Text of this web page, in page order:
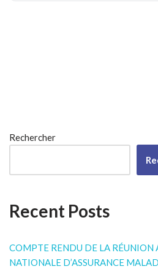
Rechercher
Recent Posts
COMPTE RENDU DE LA RÉUNION
NATIONALE D’ASSURANCE